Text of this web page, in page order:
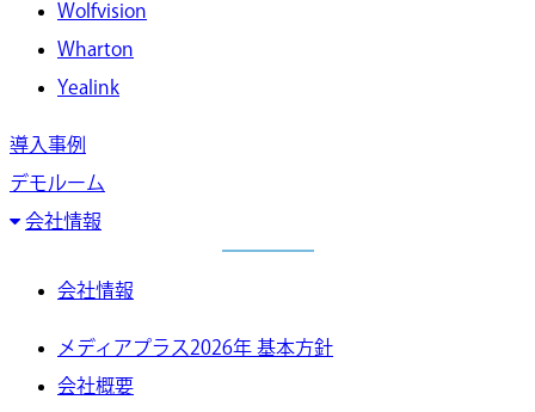
Wolfvision
Wharton
Yealink
導入事例
デモルーム
会社情報
会社情報
メディアプラス2026年 基本方針
会社概要